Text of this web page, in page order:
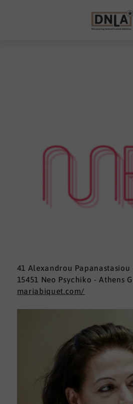
41 Alexandrou Papanastasiou
15451 Neo Psychiko - Athens
mariabiquet.com/